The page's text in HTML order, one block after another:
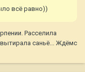
всё равно))
Расселила
саньё... Ждёмс